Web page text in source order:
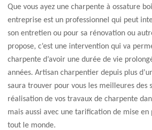
Que vous ayez une charpente à ossature
entreprise est un professionnel qui peut
son entretien ou pour sa rénovation ou
propose, c’est une intervention qui va
charpente d’avoir une durée de vie
années. Artisan charpentier depuis plus
saura trouver pour vous les meilleures des
réalisation de vos travaux de charpente
mais aussi avec une tarification de mise
tout le monde.